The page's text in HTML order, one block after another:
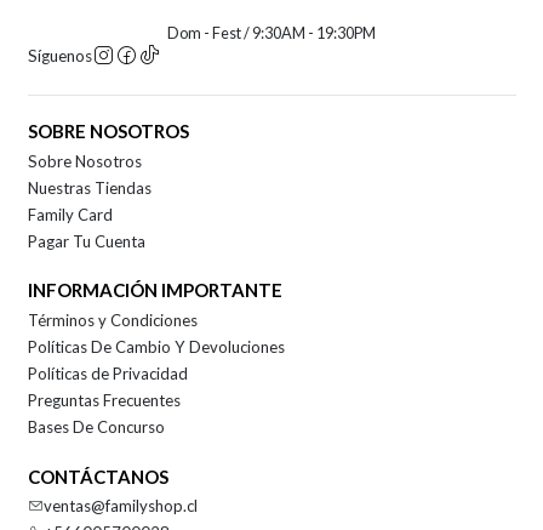
Dom - Fest / 9:30AM - 19:30PM
Síguenos
SOBRE NOSOTROS
Sobre Nosotros
Nuestras Tiendas
Family Card
Pagar Tu Cuenta
INFORMACIÓN IMPORTANTE
Términos y Condiciones
Políticas De Cambio Y Devoluciones
Políticas de Privacidad
Preguntas Frecuentes
Bases De Concurso
CONTÁCTANOS
ventas@familyshop.cl